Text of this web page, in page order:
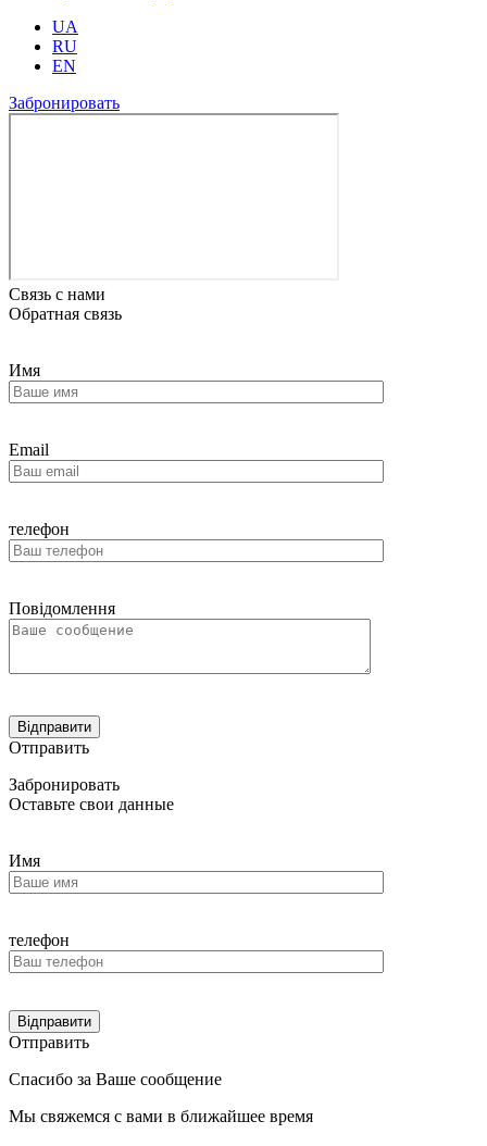
UA
RU
EN
Забронировать
Связь с нами
Обратная связь
Имя
Email
телефон
Повідомлення
Отправить
Забронировать
Оставьте свои данные
Имя
телефон
Отправить
Спасибо за Ваше сообщение
Мы свяжемся с вами в ближайшее время